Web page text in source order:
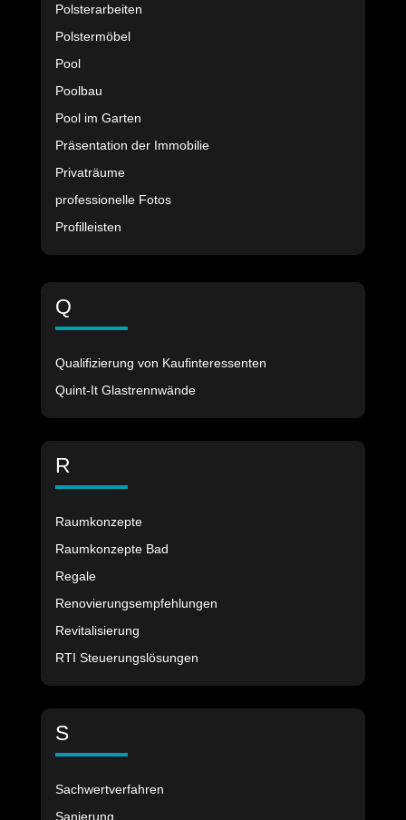
Polsterarbeiten
Polstermöbel
Pool
Poolbau
Pool im Garten
Präsentation der Immobilie
Privaträume
professionelle Fotos
Profilleisten
Q
Qualifizierung von Kaufinteressenten
Quint-It Glastrennwände
R
Raumkonzepte
Raumkonzepte Bad
Regale
Renovierungsempfehlungen
Revitalisierung
RTI Steuerungslösungen
S
Sachwertverfahren
Sanierung